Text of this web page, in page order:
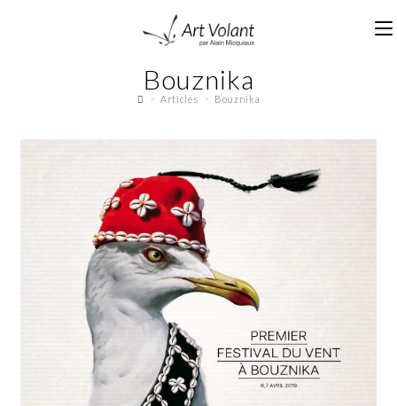
Bouznika
> Articles > Bouznika